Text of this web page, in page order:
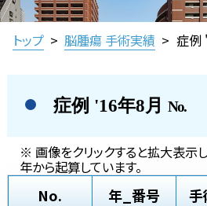
トップ > 脳腫瘍 手術実績 > 症例
症例 '16年8月 No.
※ 画像をクリックすると拡大表示
年から起算しています。
No. 年_番号 手